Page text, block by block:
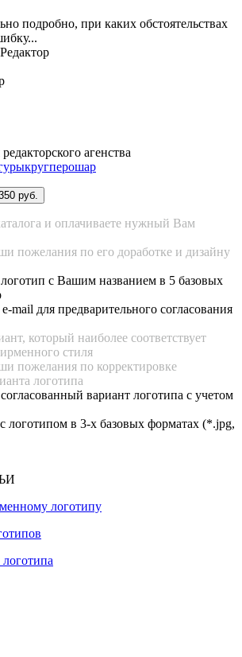
подробно, при каких обстоятельствах
агенства
кругперошар
и оплачиваете нужный Вам
пожелания по его доработке и дизайну
с Вашим названием в 5 базовых
mail для предварительного согласования
который наиболее соответствует
стиля
пожелания по корректировке
логотипа
вариант логотипа с учетом
логотипом в 3-х базовых форматах (*.jpg,
логотипу